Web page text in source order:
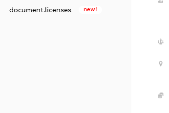
document.licenses new!